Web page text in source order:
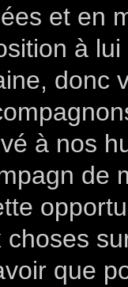
et en
à
donc
à nos
de
choses
que